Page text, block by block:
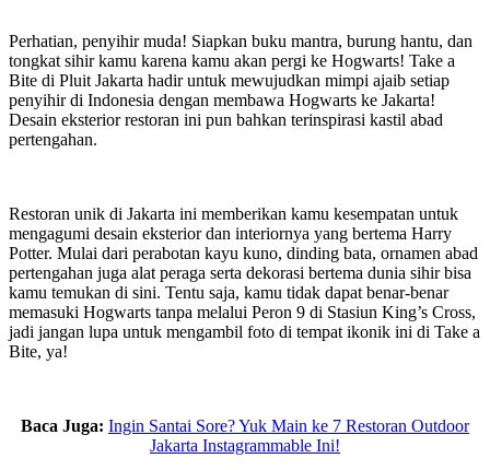
Perhatian, penyihir muda! Siapkan buku mantra, burung hantu, dan
tongkat sihir kamu karena kamu akan pergi ke Hogwarts! Take a
Bite di Pluit Jakarta hadir untuk mewujudkan mimpi ajaib setiap
penyihir di Indonesia dengan membawa Hogwarts ke Jakarta!
Desain eksterior restoran ini pun bahkan terinspirasi kastil abad
pertengahan.
Restoran unik di Jakarta ini memberikan kamu kesempatan untuk
mengagumi desain eksterior dan interiornya yang bertema Harry
Potter. Mulai dari perabotan kayu kuno, dinding bata, ornamen abad
pertengahan juga alat peraga serta dekorasi bertema dunia sihir bisa
kamu temukan di sini. Tentu saja, kamu tidak dapat benar-benar
memasuki Hogwarts tanpa melalui Peron 9 di Stasiun King’s Cross,
jadi jangan lupa untuk mengambil foto di tempat ikonik ini di Take a
Bite, ya!
Baca Juga: Ingin Santai Sore? Yuk Main ke 7 Restoran Outdoor
Jakarta Instagrammable Ini!